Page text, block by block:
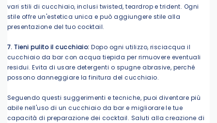
vari stili di cucchiaio, inclusi twisted, teardrop e trident. Ogni
stile offre un'estetica unica e può aggiungere stile alla
presentazione del tuo cocktail.
7. Tieni pulito il cucchiaio:Dopo ogni utilizzo, risciacqua il
cucchiaio da bar con acqua tiepida per rimuovere eventuali
residui. Evita di usare detergenti o spugne abrasive, perché
possono danneggiare la finitura del cucchiaio.
Seguendo questi suggerimenti e tecniche, puoi diventare più
abile nell'uso di un cucchiaio da bar e migliorare le tue
capacità di preparazione dei cocktail. Saluti alla creazione di